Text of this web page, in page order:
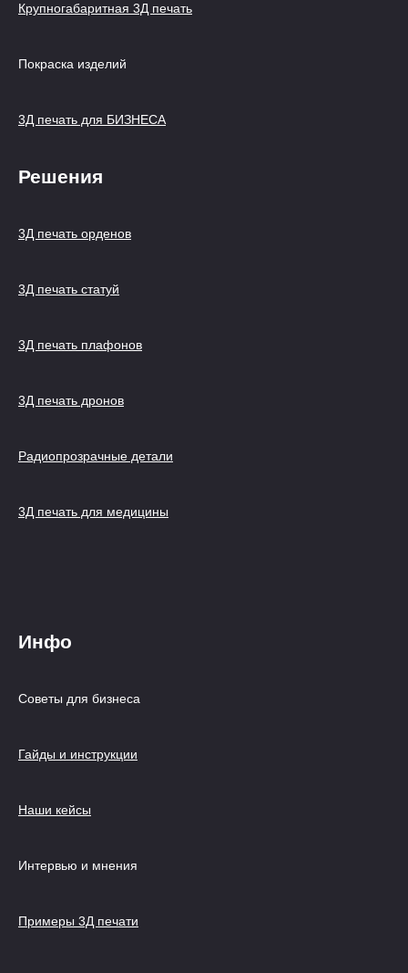
Крупногабаритная 3Д печать
Покраска изделий
3Д печать для БИЗНЕСА
Решения
3Д печать орденов
3Д печать статуй
3Д печать плафонов
3Д печать дронов
Радиопрозрачные детали
3Д печать для медицины
Инфо
Советы для бизнеса
Гайды и инструкции
Наши кейсы
Интервью и мнения
Примеры 3Д печати